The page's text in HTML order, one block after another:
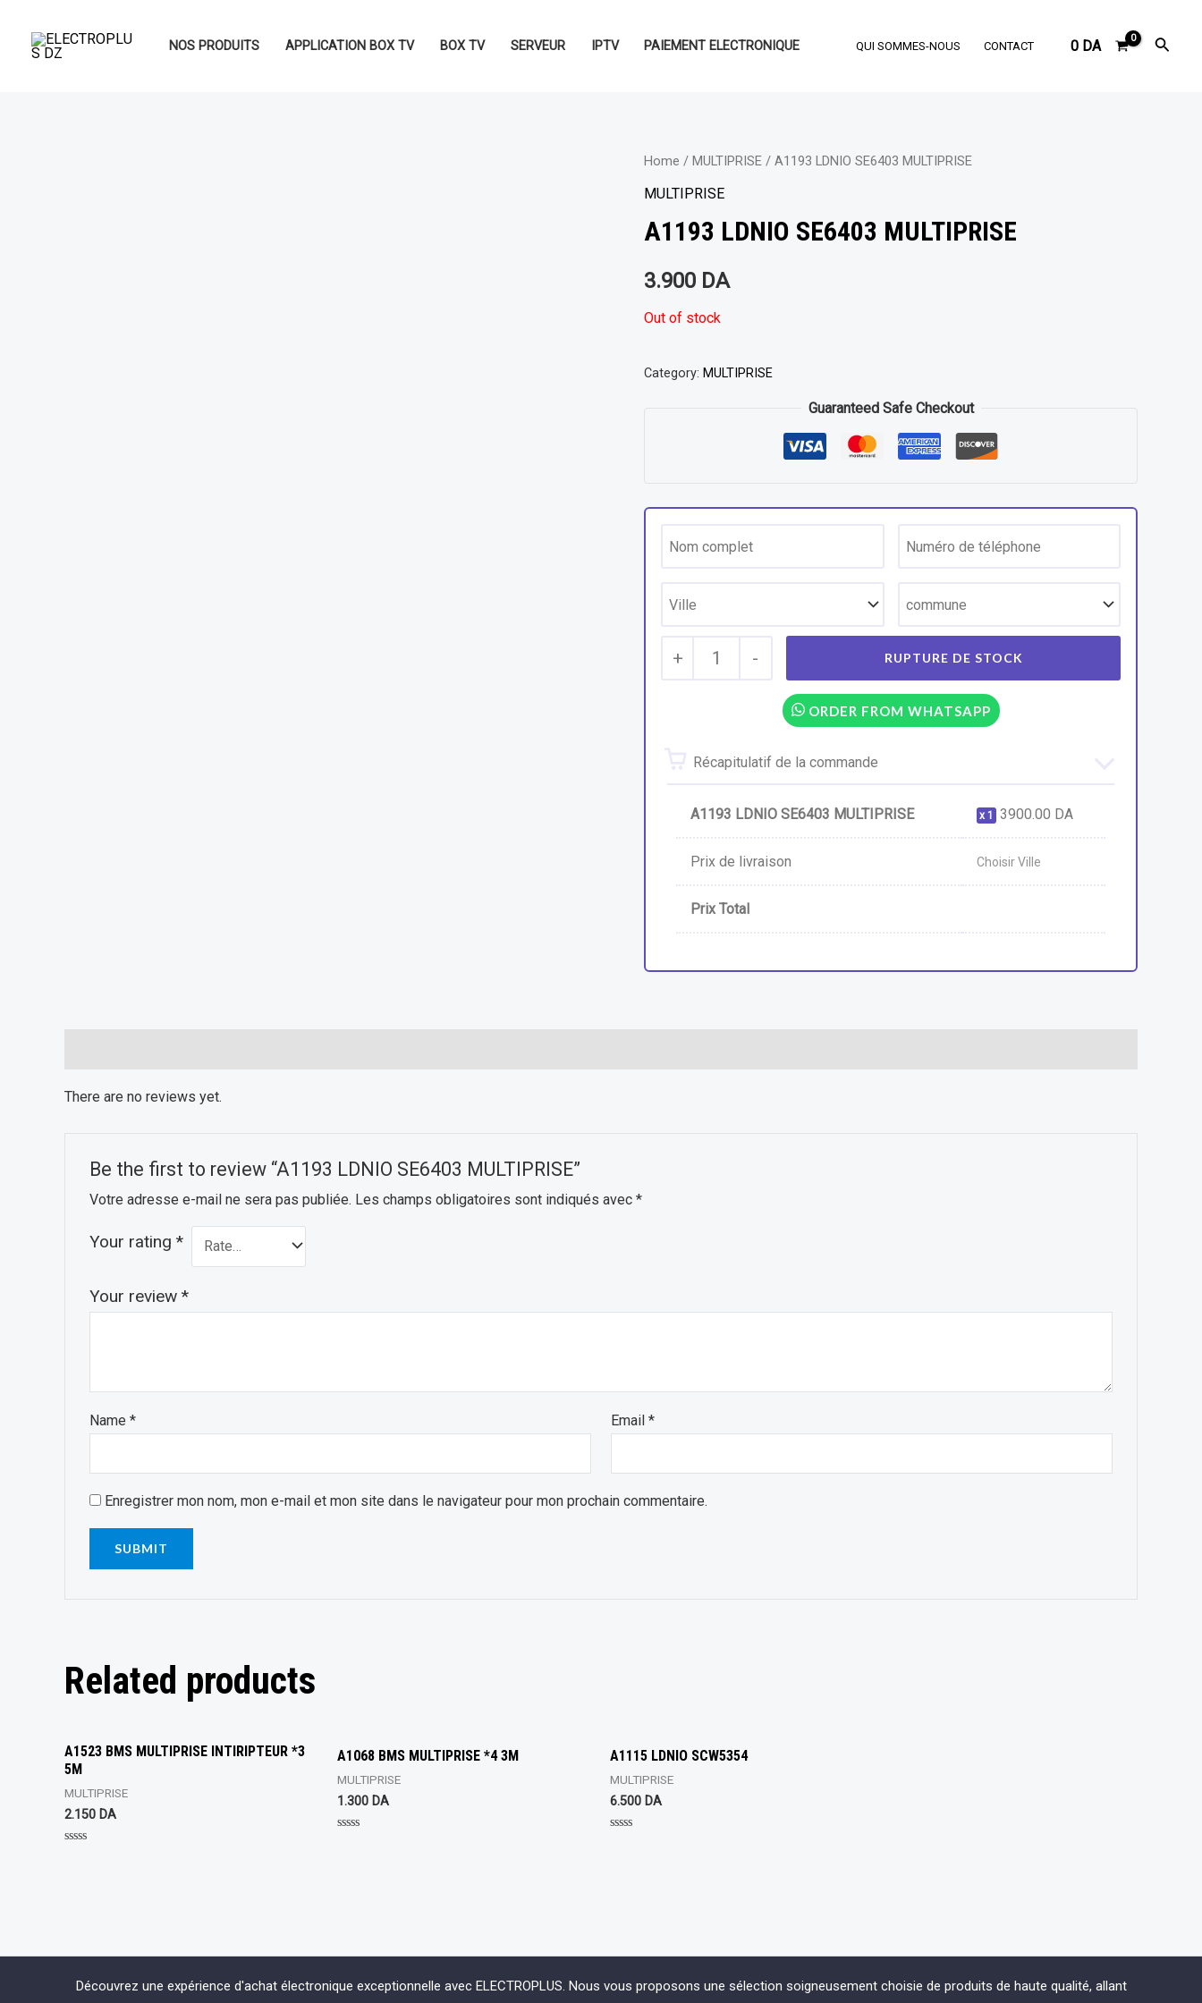
contenu
NOS PRODUITS APPLICATION BOX TV BOX TV SERVEUR IPTV PAIEMENT ELECTRONIQUE QUI SOMMES-NOUS CONTACT 0 DA
Home / MULTIPRISE / A1193 LDNIO SE6403 MULTIPRISE
MULTIPRISE
A1193 LDNIO SE6403 MULTIPRISE
3.900 DA
Out of stock
Category: MULTIPRISE
Guaranteed Safe Checkout
+ 1 -
ORDER FROM WHATSAPP
Récapitulatif de la commande
A1193 LDNIO SE6403 MULTIPRISE 1 3900.00 DA
Prix de livraison Choisir Ville
Prix Total
There are no reviews yet.
Be the first to review “A1193 LDNIO SE6403 MULTIPRISE”
Votre adresse e-mail ne sera pas publiée. Les champs obligatoires sont indiqués avec *
Your rating *
Your review *
Name * Email*
Enregistrer mon nom, mon e-mail et mon site dans le navigateur pour mon prochain commentaire.
Related products
A1523 BMS MULTIPRISE INTIRIPTEUR *3
5M
MULTIPRISE
2.150 DA
A1068 BMS MULTIPRISE *4 3M
MULTIPRISE
1.300 DA
A1115 LDNIO SCW5354
MULTIPRISE
6.500 DA
Découvrez une expérience d'achat électronique exceptionnelle avec ELECTROPLUS. Nous vous proposons une sélection soigneusement choisie de produits de haute qualité, allant